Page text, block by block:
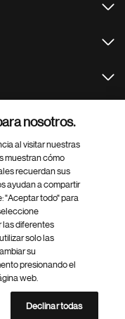
AG
Accesibilidad
del sitio
nosotros.
al visitar nuestras
muestran cómo
recuerdan sus
ayudan a compartir
"Aceptar todo" para
las diferentes
solo las
su
presionando el
web.
Declinar todas